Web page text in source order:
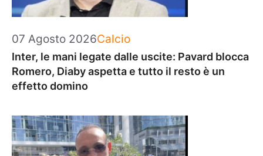
07 Agosto 2026Categorie
Calcio
Inter, le mani legate dalle uscite: Pavard blocca
Romero, Diaby aspetta e tutto il resto è un
effetto domino